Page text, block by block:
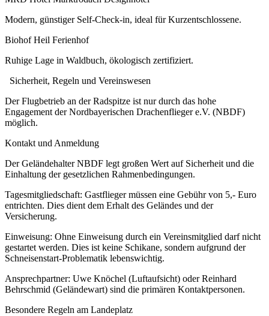
Modern, günstiger Self-Check-in, ideal für Kurzentschlossene.
Biohof Heil Ferienhof
Ruhige Lage in Waldbuch, ökologisch zertifiziert.
Sicherheit, Regeln und Vereinswesen
Der Flugbetrieb an der Radspitze ist nur durch das hohe
Engagement der Nordbayerischen Drachenflieger e.V. (NBDF)
möglich.
Kontakt und Anmeldung
Der Geländehalter NBDF legt großen Wert auf Sicherheit und die
Einhaltung der gesetzlichen Rahmenbedingungen.
Tagesmitgliedschaft: Gastflieger müssen eine Gebühr von 5,- Euro
entrichten. Dies dient dem Erhalt des Geländes und der
Versicherung.
Einweisung: Ohne Einweisung durch ein Vereinsmitglied darf nicht
gestartet werden. Dies ist keine Schikane, sondern aufgrund der
Schneisenstart-Problematik lebenswichtig.
Ansprechpartner: Uwe Knöchel (Luftaufsicht) oder Reinhard
Behrschmid (Geländewart) sind die primären Kontaktpersonen.
Besondere Regeln am Landeplatz